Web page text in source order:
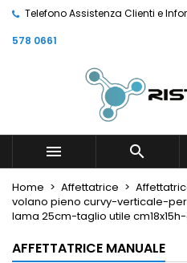
Telefono Assistenza Clienti e
578 0661
 
Home Affettatrice
volano pieno curvy-verticale-
lama 25cm-taglio utile
AFFETTATRICE MANUALE